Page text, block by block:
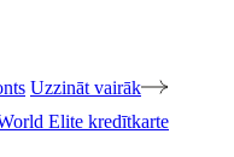
Uzzināt vairāk
Elite kredītkarte